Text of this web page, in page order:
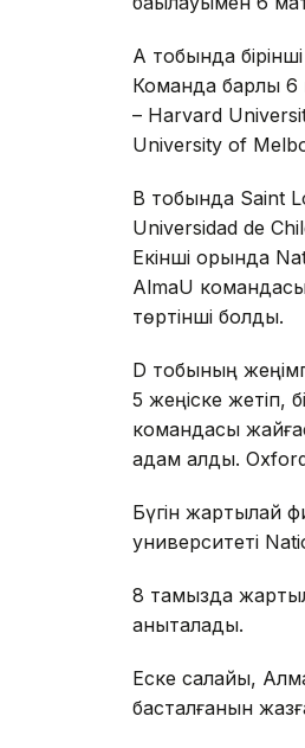
А тобында
Команда барлық
– Harvard
University of
В тобында Saint
Universidad de
Екінші орында
AlmaU командасы
төртінші болды.
D тобының
5 жеңіске жетіп,
командасы
қадам қалды.
Бүгін жартылай
университеті
8 тамызда
анықталады.
Еске салайық,
басталғанын